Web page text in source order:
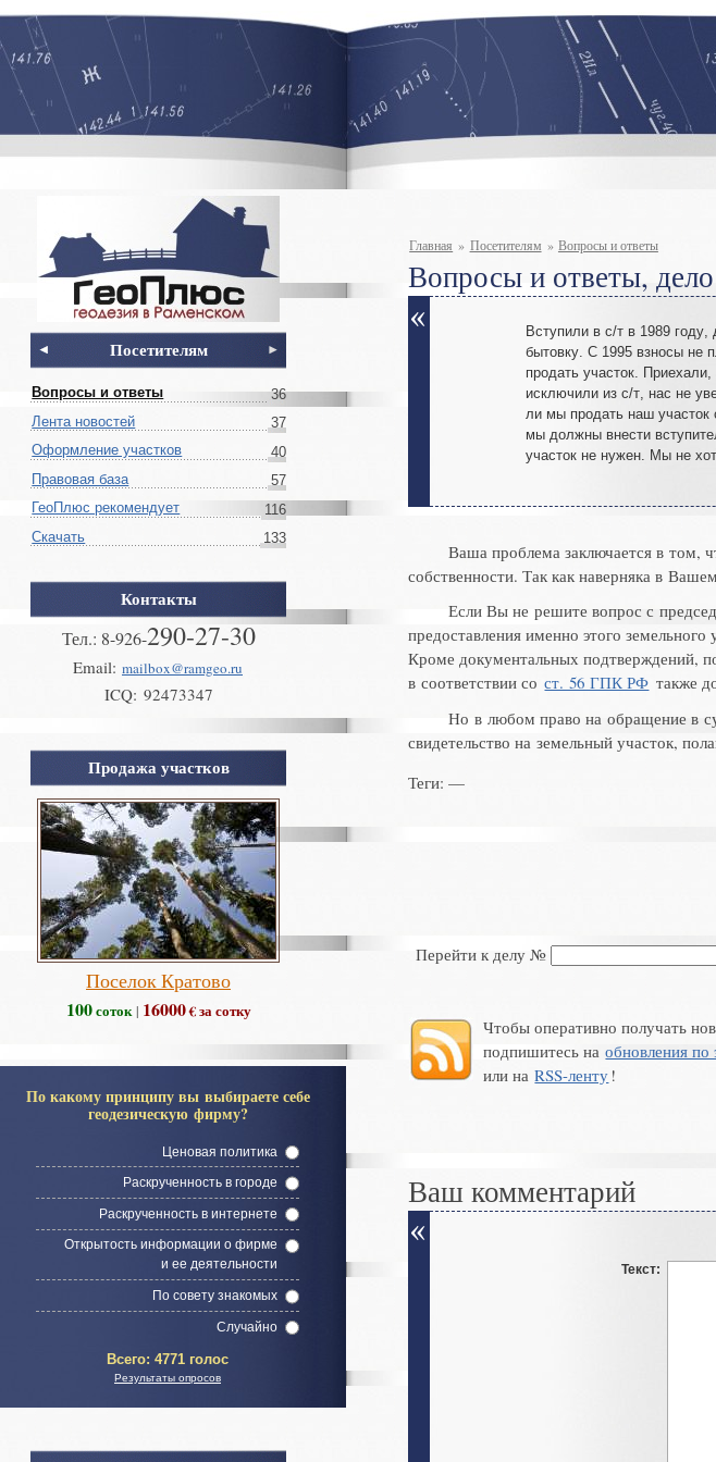
Посетителям
Вопросы и ответы
36
Лента новостей
37
Оформление участков
40
Правовая база
57
ГеоПлюс рекомендует
116
Скачать
133
Контакты
Тел.: 8-926-290-27-30
Email: mailbox@ramgeo.ru
ICQ: 92473347
Продажа участков
Поселок Кратово
100соток| 16000€ за сотку
По какому принципу вы выбираете себе
геодезическую фирму?
Ценовая политика
Раскрученность в городе
Раскрученность в интернете
Открытость информации о фирме
и ее деятельности
По совету знакомых
Случайно
Всего: 4771 голос
Результаты опросов
Главная » Посетителям » Вопросы и ответы
Вопросы и ответы,
Вступили в с/т в 1989 году,
бытовку. С 1995 взносы не
продать участок. Приехали,
исключили из с/т, нас не
ли мы продать наш участок
мы должны внести
участок не нужен. Мы не
Ваша проблема заключается в том,
собственности. Так как наверняка в
Если Вы не решите вопрос с
предоставления именно этого земельного
Кроме документальных подтверждений,
в соответствии со ст. 56 ГПК РФ также
Но в любом право на обращение в
свидетельство на земельный участок,
Теги: —
Перейти к делу №
Чтобы оперативно получать
подпишитесь на обновления по
или на RSS-ленту !
Ваш комментарий
Текст: